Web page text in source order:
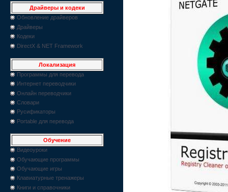
Драйверы и кодеки
Обновление драйверов
Драйверы
Кодеки
DirectX & NET Framework
Локализация
Программы для перевода
Интернет переводчики
Онлайн переводчики
Словари
Русификаторы
Portable для перевода
Обучение
Видеоуроки
Обучающие программы
Обучающие игры
Клавиатурные тренажеры
Книги и справочники